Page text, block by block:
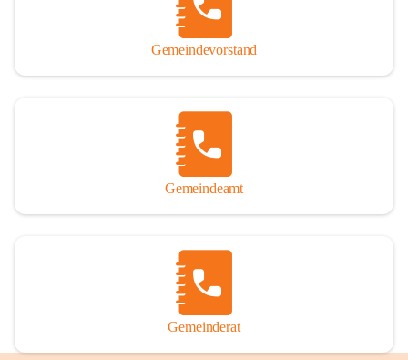
Gemeindevorstand
Gemeindeamt
Gemeinderat